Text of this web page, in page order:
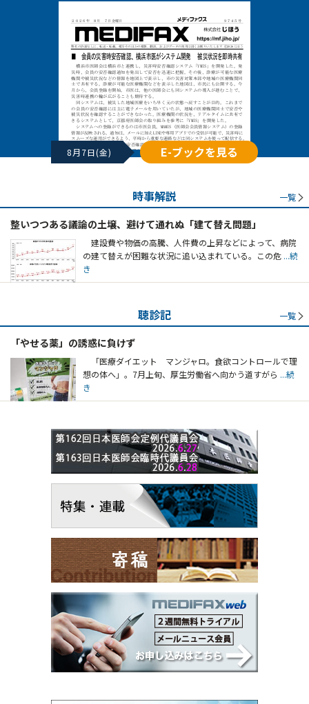
8月7日(金) E-ブックを見る
時事解説 一覧
整いつつある議論の土壌、避けて通れぬ「建て替え問題」
建設費や物価の高騰、人件費の上昇などによって、病院
の建て替えが困難な状況に追い込まれている。この危 ...続
き
聴診記 一覧
「やせる薬」の誘惑に負けず
「医療ダイエット マンジャロ。食欲コントロールで理
想の体へ」。7月上旬、厚生労働省へ向かう道すがら ...続
き